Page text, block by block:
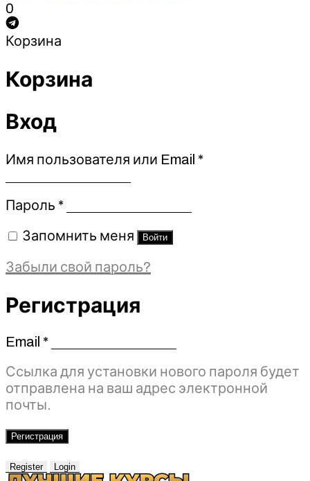
0
Корзина
Корзина
Вход
Имя пользователя или Email *Обязательно
Пароль *Обязательно
Запомнить меня Войти
Забыли свой пароль?
Регистрация
Email *Обязательно
Ссылка для установки нового пароля будет
отправлена ​​на ваш адрес электронной
почты.
Регистрация
Register Login